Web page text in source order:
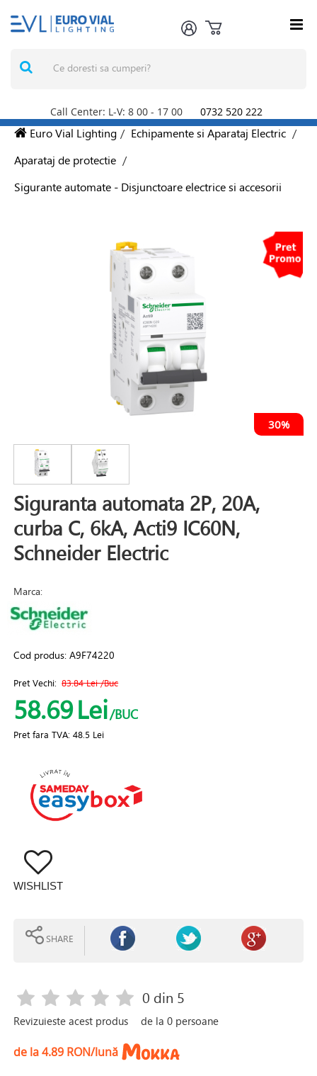
Call Center: L-V: 8 00 - 17 00 0732 520 222
Euro Vial Lighting / Echipamente si Aparataj Electric /
Aparataj de protectie /
Sigurante automate - Disjunctoare electrice si accesorii
30%
Siguranta automata 2P, 20A,
curba C, 6kA, Acti9 IC60N,
Schneider Electric
Marca:
Cod produs:A9F74220
Pret Vechi: 83.84 Lei/Buc
58.69Lei/BUC
Pret fara TVA:48.5 Lei
WISHLIST
SHARE
Revizuieste acest produs
0 din 5
de la0 persoane
de la 4.89 RON/lună